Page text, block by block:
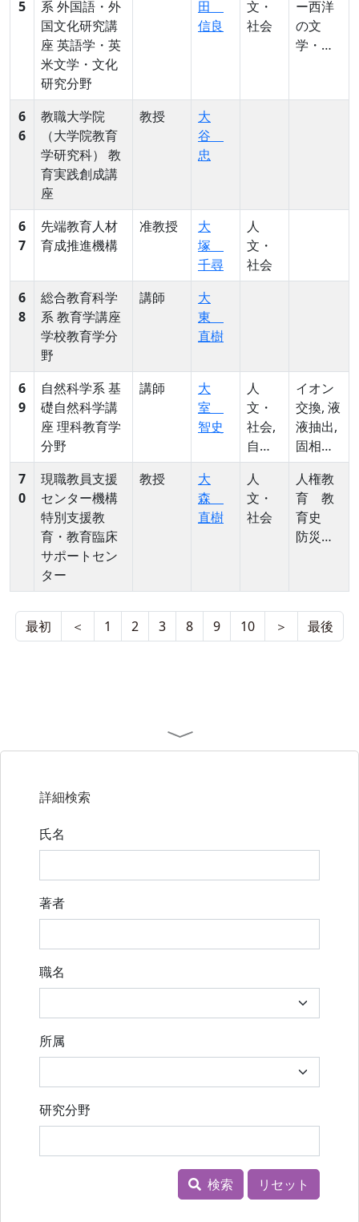
5
系 外国語・外
国文化研究講
座 英語学・英
米文学・文化
研究分野
田
信良
文・
社会
ー西洋
の文
学・文
6
6
教職大学院
（大学院教育
学研究科） 教
育実践創成講
座
教授
大
谷
忠
6
7
先端教育人材
育成推進機構
准教授
大
塚
千尋
人
文・
社会
6
8
総合教育科学
系 教育学講座
学校教育学分
野
講師
大
東
直樹
6
9
自然科学系 基
礎自然科学講
座 理科教育学
分野
講師
大
室
智史
人
文・
社会,
自然
科学
一般
イオン
交換, 液
液抽出,
固相抽
出, 分
配, 吸
着, ODS
シリカ
7
0
現職教員支援
センター機構
特別支援教
育・教育臨床
サポートセン
ター
教授
大
森
直樹
人
文・
社会
人権教
育 教
育史
防災教
最初 ＜ 1 2 3 8 9 10 ＞ 最後
詳細検索
氏名
著者
職名
所属
研究分野
検索 リセット